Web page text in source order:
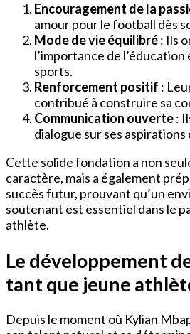
Encouragement de la
amour pour le football dès
Mode de vie équilibré: Ils
l’importance de l’éducation
sports.
Renforcement positif :
contribué à construire sa
Communication ouverte:
dialogue sur ses aspirations
Cette solide fondation a non
caractère, mais a également
succès futur, prouvant qu’un
soutenant est essentiel dans le
athlète.
Le développement
tant que jeune
Depuis le moment où Kylian